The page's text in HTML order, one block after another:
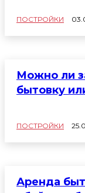
ПОСТРОЙКИ
Можно ли
бытовку
ПОСТРОЙКИ
Аренда